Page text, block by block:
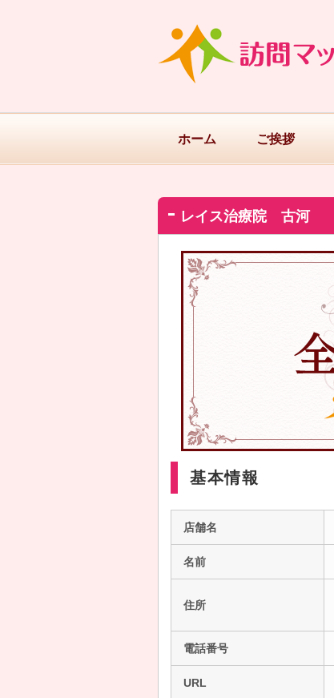
ホーム ご挨拶
レイス治療院 古河
基本情報
店舗名
名前
住所
電話番号
URL